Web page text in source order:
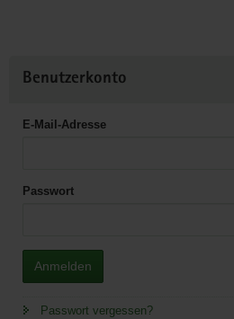
Benutzerkonto
E-Mail-Adresse
Passwort
Anmelden
Passwort vergessen?